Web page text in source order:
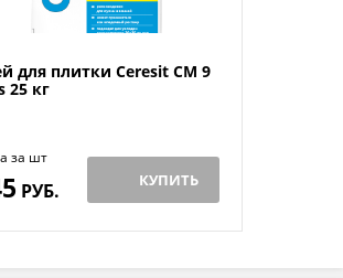
для плитки Ceresit СМ 9
25 кг
за шт
РУБ. КУПИТЬ